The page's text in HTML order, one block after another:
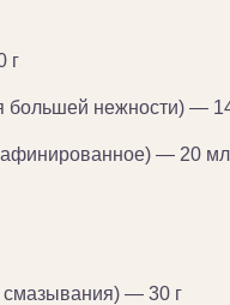
г
большей нежности) —
— 20 мл
— 30 г